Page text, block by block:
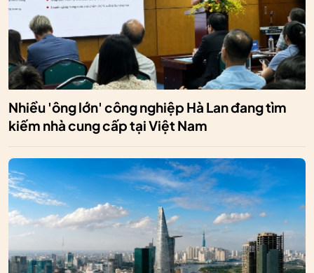
Nhiều 'ông lớn' công nghiệp Hà Lan đang tìm
kiếm nhà cung cấp tại Việt Nam